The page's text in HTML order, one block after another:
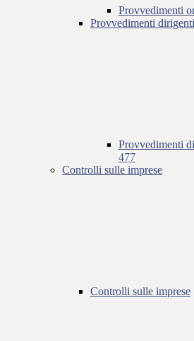
Provvedimenti
Provvedimenti
Provvedimenti
477
Controlli sulle imprese
Controlli sulle imprese